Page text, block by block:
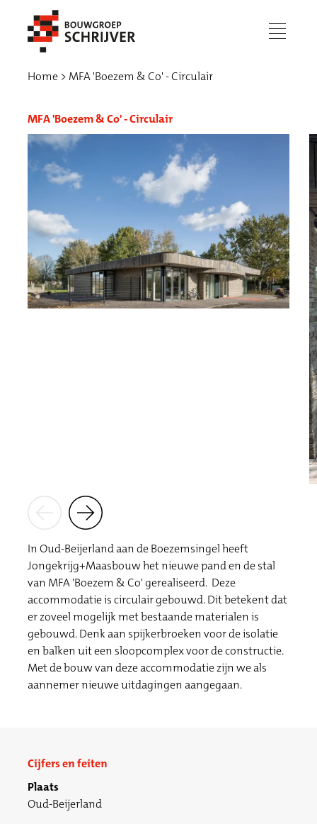
menu
Werken bij
Home MFA 'Boezem & Co' - Circulair
MFA 'Boezem & Co' - Circulair
In Oud-Beijerland aan de Boezemsingel heeft
Jongekrijg+Maasbouw het nieuwe pand en de stal
van MFA 'Boezem & Co' gerealiseerd. Deze
accommodatie is circulair gebouwd. Dit betekent dat
er zoveel mogelijk met bestaande materialen is
gebouwd. Denk aan spijkerbroeken voor de isolatie
en balken uit een sloopcomplex voor de constructie.
Met de bouw van deze accommodatie zijn we als
aannemer nieuwe uitdagingen aangegaan.
Cijfers en feiten
Plaats
Oud-Beijerland